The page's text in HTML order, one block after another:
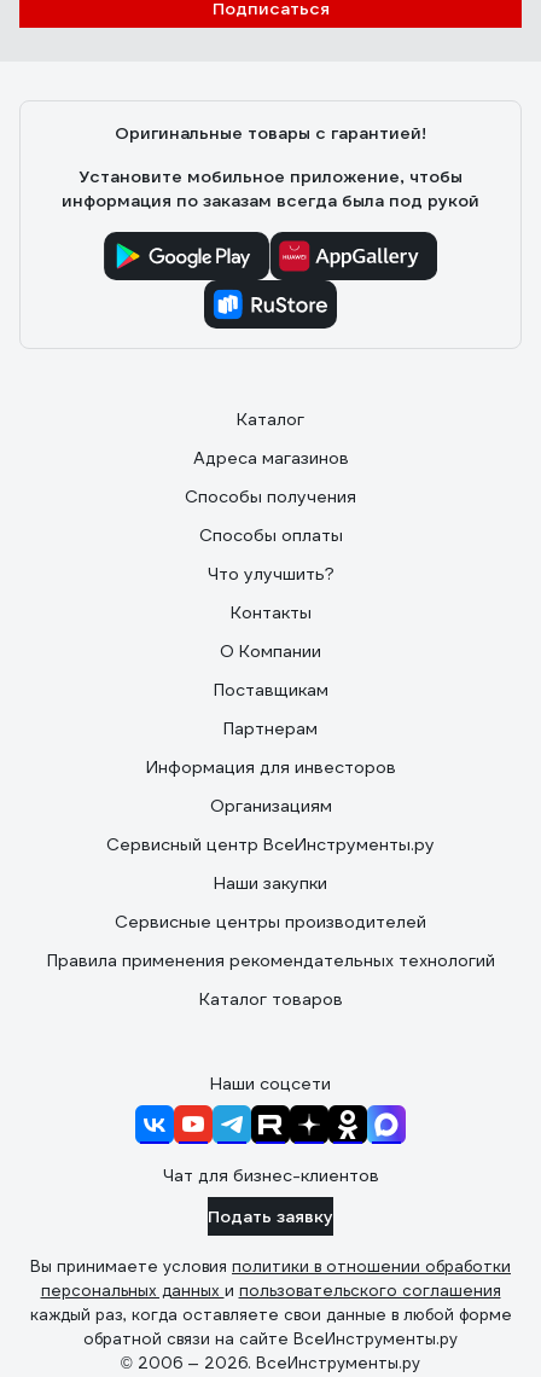
Подписаться
Оригинальные товары с гарантией!
Установите мобильное приложение, чтобы
информация по заказам всегда была под рукой
Каталог
Адреса магазинов
Способы получения
Способы оплаты
Что улучшить?
Контакты
О Компании
Поставщикам
Партнерам
Информация для инвесторов
Организациям
Сервисный центр ВсеИнструменты.ру
Наши закупки
Сервисные центры производителей
Правила применения рекомендательных технологий
Каталог товаров
Наши соцсети
Чат для бизнес-клиентов
Подать заявку
Вы принимаете условия политики в отношении обработки
персональных данных и пользовательского соглашения
каждый раз, когда оставляете свои данные в любой форме
обратной связи на сайте ВсеИнструменты.ру
© 2006 — 2026. ВсеИнструменты.ру